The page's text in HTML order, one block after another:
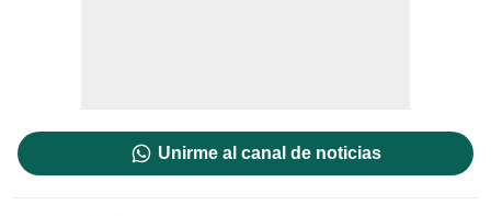
Unirme al canal de noticias